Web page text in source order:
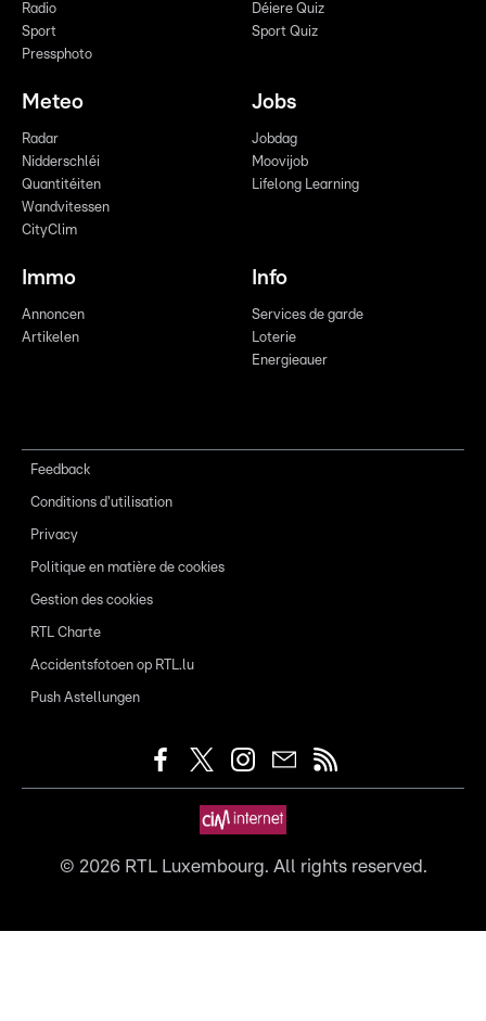
Radio
Sport
Pressphoto
Déiere Quiz
Sport Quiz
Meteo
Radar
Nidderschléi
Quantitéiten
Wandvitessen
CityClim
Jobs
Jobdag
Moovijob
Lifelong Learning
Immo
Annoncen
Artikelen
Info
Services de garde
Loterie
Energieauer
Feedback
Conditions d'utilisation
Privacy
Politique en matière de cookies
Gestion des cookies
RTL Charte
Accidentsfotoen op RTL.lu
Push Astellungen
© 2026RTL Luxembourg. All rights reserved.